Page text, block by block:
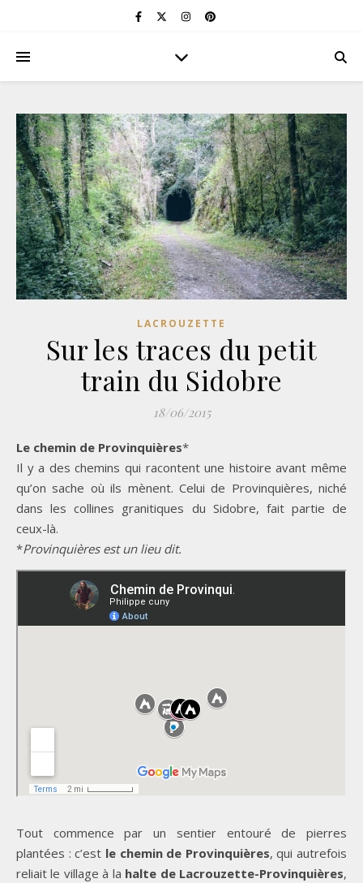
LACROUZETTE
Sur les traces du petit
train du Sidobre
18/06/2015
Le chemin de Provinquières*
Il y a des chemins qui racontent une histoire avant même
qu’on sache où ils mènent. Celui de Provinquières, niché
dans les collines granitiques du Sidobre, fait partie de
ceux-là.
*Provinquières est un lieu dit.
Tout commence par un sentier entouré de pierres
plantées : c’est le chemin de Provinquières, qui autrefois
reliait le village à la halte de Lacrouzette-Provinquières,